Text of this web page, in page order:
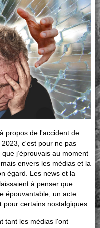
propos de l'accident de
c'est pour ne pas
j’éprouvais au moment
envers les médias et la
égard. Les news et la
à penser que
épouvantable, un acte
certains nostalgiques.
tant les médias l'ont